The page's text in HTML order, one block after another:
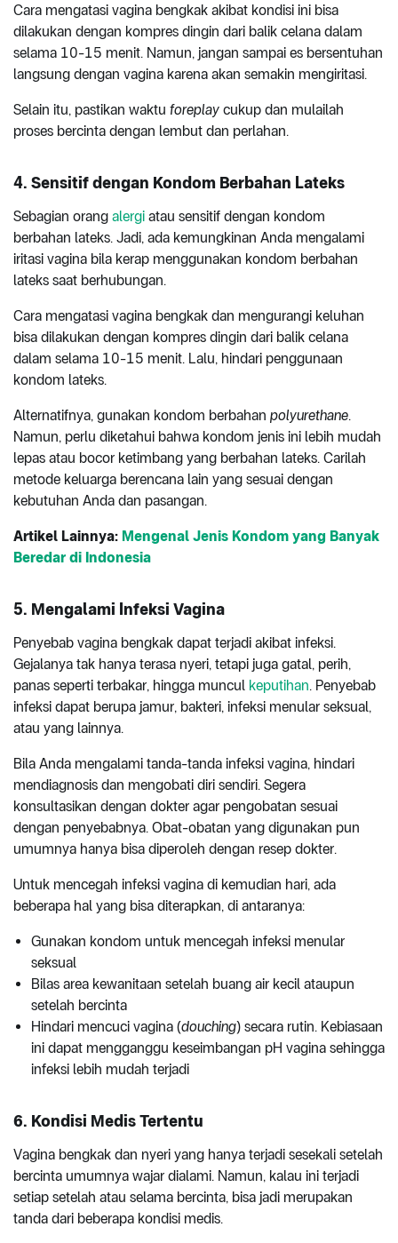
Cara mengatasi vagina bengkak akibat kondisi ini bisa
dilakukan dengan kompres dingin dari balik celana dalam
selama 10-15 menit. Namun, jangan sampai es bersentuhan
langsung dengan vagina karena akan semakin mengiritasi.
Selain itu, pastikan waktu foreplay cukup dan mulailah
proses bercinta dengan lembut dan perlahan.
4. Sensitif dengan Kondom Berbahan Lateks
Sebagian orang alergi atau sensitif dengan kondom
berbahan lateks. Jadi, ada kemungkinan Anda mengalami
iritasi vagina bila kerap menggunakan kondom berbahan
lateks saat berhubungan.
Cara mengatasi vagina bengkak dan mengurangi keluhan
bisa dilakukan dengan kompres dingin dari balik celana
dalam selama 10-15 menit. Lalu, hindari penggunaan
kondom lateks.
Alternatifnya, gunakan kondom berbahan polyurethane.
Namun, perlu diketahui bahwa kondom jenis ini lebih mudah
lepas atau bocor ketimbang yang berbahan lateks. Carilah
metode keluarga berencana lain yang sesuai dengan
kebutuhan Anda dan pasangan.
Artikel Lainnya: Mengenal Jenis Kondom yang Banyak
Beredar di Indonesia
5. Mengalami Infeksi Vagina
Penyebab vagina bengkak dapat terjadi akibat infeksi.
Gejalanya tak hanya terasa nyeri, tetapi juga gatal, perih,
panas seperti terbakar, hingga muncul keputihan. Penyebab
infeksi dapat berupa jamur, bakteri, infeksi menular seksual,
atau yang lainnya.
Bila Anda mengalami tanda-tanda infeksi vagina, hindari
mendiagnosis dan mengobati diri sendiri. Segera
konsultasikan dengan dokter agar pengobatan sesuai
dengan penyebabnya. Obat-obatan yang digunakan pun
umumnya hanya bisa diperoleh dengan resep dokter.
Untuk mencegah infeksi vagina di kemudian hari, ada
beberapa hal yang bisa diterapkan, di antaranya:
Gunakan kondom untuk mencegah infeksi menular
seksual
Bilas area kewanitaan setelah buang air kecil ataupun
setelah bercinta
Hindari mencuci vagina (douching) secara rutin. Kebiasaan
ini dapat mengganggu keseimbangan pH vagina sehingga
infeksi lebih mudah terjadi
6. Kondisi Medis Tertentu
Vagina bengkak dan nyeri yang hanya terjadi sesekali setelah
bercinta umumnya wajar dialami. Namun, kalau ini terjadi
setiap setelah atau selama bercinta, bisa jadi merupakan
tanda dari beberapa kondisi medis.